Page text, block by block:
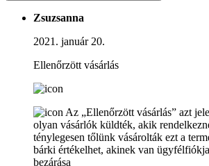
Zsuzsanna
2021. január 20.
Ellenőrzött vásárlás
Az „Ellenőrzött vásárlás” azt
olyan vásárlók küldték, akik
ténylegesen tőlünk vásárolták ezt a
bárki értékelhet, akinek van
bezárása